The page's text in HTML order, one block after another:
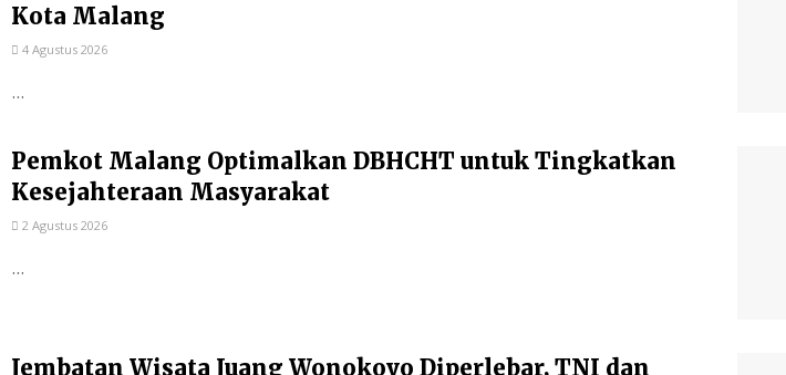
Kota Malang
4 Agustus 2026
...
Pemkot Malang Optimalkan DBHCHT untuk Tingkatkan
Kesejahteraan Masyarakat
2 Agustus 2026
...
Jembatan Wisata Juang Wonokoyo Diperlebar, TNI dan